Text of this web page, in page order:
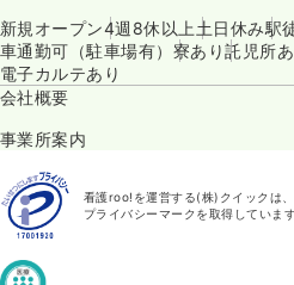
新規オープン4週8休以上土日休み駅
車通勤可（駐車場有） 寮あり託児所あ
電子カルテあり
会社概要
事業所案内
看護roo!を運営する(株)クイックは
プライバシーマークを取得しています